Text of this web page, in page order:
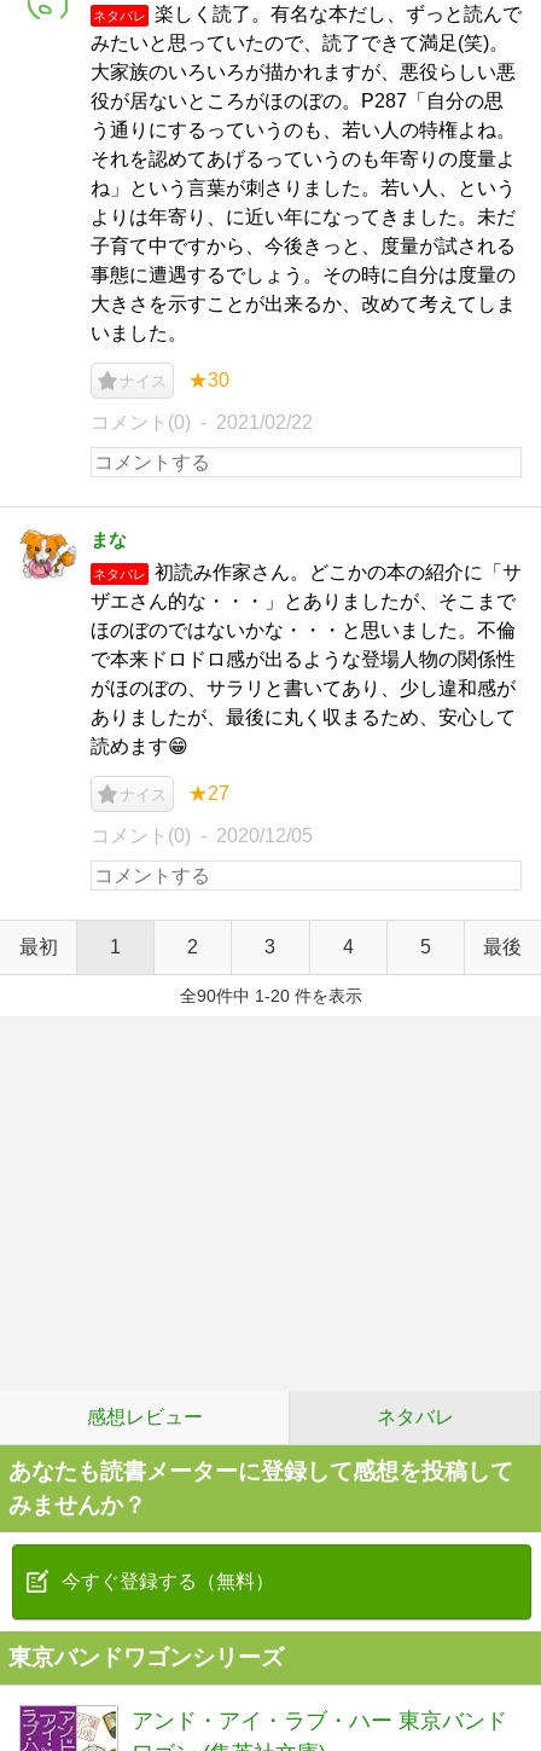
ネタバレ
楽しく読了。有名な本だし、ずっと読んで
みたいと思っていたので、読了できて満足(笑)。
大家族のいろいろが描かれますが、悪役らしい悪
役が居ないところがほのぼの。P287「自分の思
う通りにするっていうのも、若い人の特権よね。
それを認めてあげるっていうのも年寄りの度量よ
ね」という言葉が刺さりました。若い人、という
よりは年寄り、に近い年になってきました。未だ
子育て中ですから、今後きっと、度量が試される
事態に遭遇するでしょう。その時に自分は度量の
大きさを示すことが出来るか、改めて考えてしま
いました。
ナイス ★30
コメント(0) 2021/02/22
まな
ネタバレ
初読み作家さん。どこかの本の紹介に「サ
ザエさん的な・・・」とありましたが、そこまで
ほのぼのではないかな・・・と思いました。不倫
で本来ドロドロ感が出るような登場人物の関係性
がほのぼの、サラリと書いてあり、少し違和感が
ありましたが、最後に丸く収まるため、安心して
読めます😁
ナイス ★27
コメント(0) 2020/12/05
最初 1 2 3 4 5 最後
全90件中 1-20 件を表示
感想レビュー ネタバレ
あなたも読書メーターに登録して感想を投稿して
みませんか？
今すぐ登録する（無料）
東京バンドワゴンシリーズ
アンド・アイ・ラブ・ハー 東京バンド